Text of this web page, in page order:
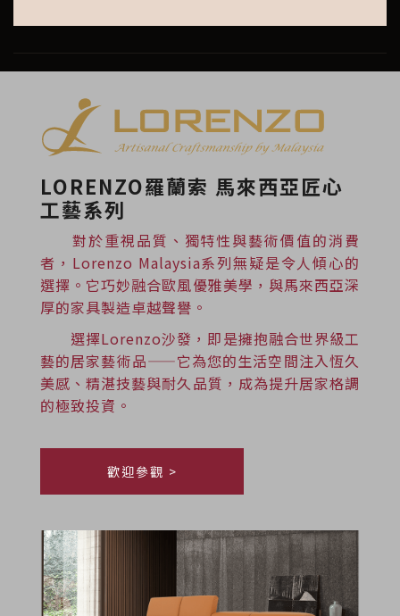
LORENZO羅蘭索 馬來西亞匠心
工藝系列
對於重視品質、獨特性與藝術價值的消費
者，Lorenzo Malaysia系列無疑是令人傾心的
選擇。它巧妙融合歐風優雅美學，與馬來西亞深
厚的家具製造卓越聲譽。
選擇Lorenzo沙發，即是擁抱融合世界級工
藝的居家藝術品——它為您的生活空間注入恆久
美感、精湛技藝與耐久品質，成為提升居家格調
的極致投資。
歡迎參觀 >